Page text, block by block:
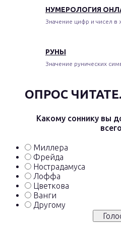
НУМЕРОЛОГИЯ
Значение цифр и чисел в
РУНЫ
Значение рунических
ОПРОС
Какому соннику вы
Миллера
Фрейда
Нострадамуса
Лоффа
Цветкова
Ванги
Другому